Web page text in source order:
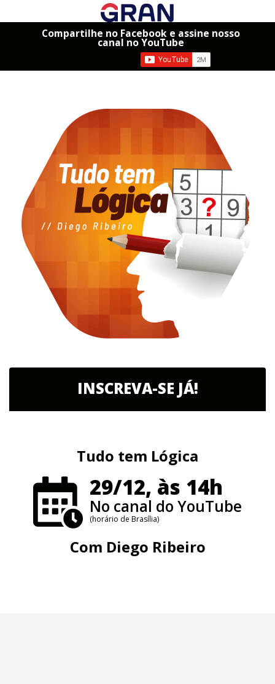
Compartilhe no Facebook e assine nosso
canal no YouTube
INSCREVA-SE JÁ!
Tudo tem Lógica
29/12, às 14h
No canal do YouTube
(horário de Brasília)
Com Diego Ribeiro